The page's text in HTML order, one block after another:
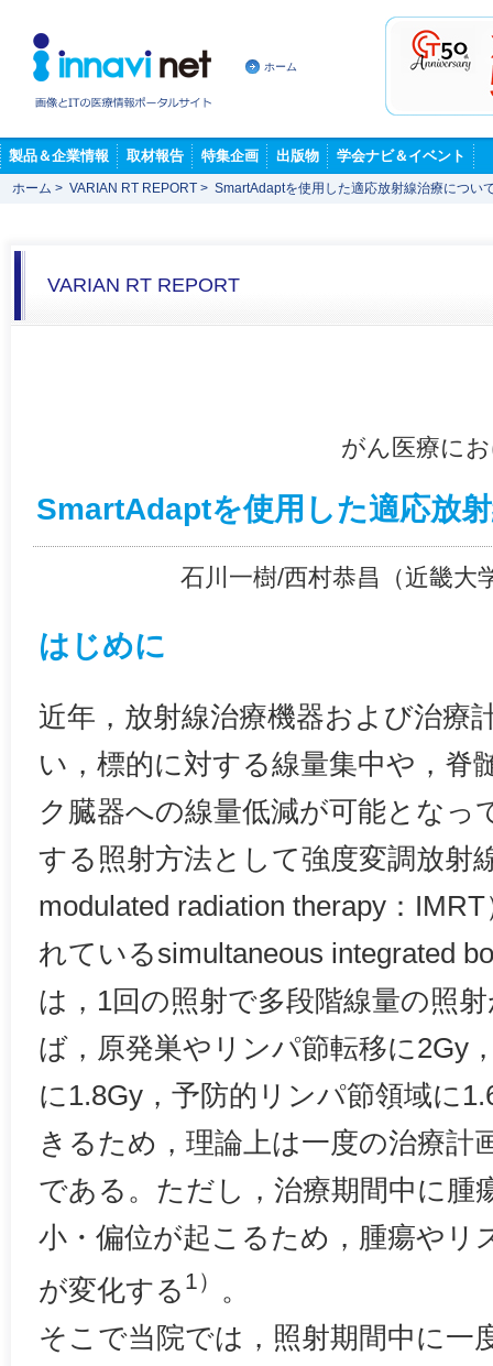
ホーム
製品＆企業情報 取材報告 特集企画 出版物 学会ナビ＆イベント
ホーム > VARIAN RT REPORT > SmartAdaptを使用した適応放射線治療につい
VARIAN RT REPORT
がん医療に
SmartAdaptを使用した適応放
石川一樹/西村恭昌（近畿大
はじめに
近年，放射線治療機器および治療
い，標的に対する線量集中や，脊
ク臓器への線量低減が可能となっ
する照射方法として強度変調放射
modulated radiation therapy：
れているsimultaneous integrated
は，1回の照射で多段階線量の照
ば，原発巣やリンパ節転移に2Gy
に1.8Gy，予防的リンパ節領域に
きるため，理論上は一度の治療計
である。ただし，治療期間中に腫
小・偏位が起こるため，腫瘍やリ
が変化する 1）
。
そこで当院では，照射期間中に一